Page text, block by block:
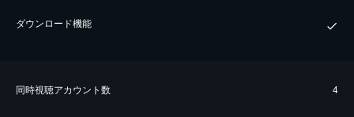
ダウンロード機能
同時視聴アカウント数 4